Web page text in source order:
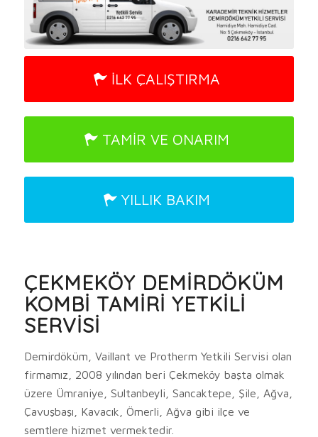
İLK ÇALIŞTIRMA
TAMİR VE ONARIM
YILLIK BAKIM
ÇEKMEKÖY DEMİRDÖKÜM
KOMBİ TAMİRİ YETKİLİ
SERVİSİ
Demirdöküm, Vaillant ve Protherm Yetkili Servisi olan
firmamız, 2008 yılından beri Çekmeköy başta olmak
üzere Ümraniye, Sultanbeyli, Sancaktepe, Şile, Ağva,
Çavuşbaşı, Kavacık, Ömerli, Ağva gibi ilçe ve
semtlere hizmet vermektedir.